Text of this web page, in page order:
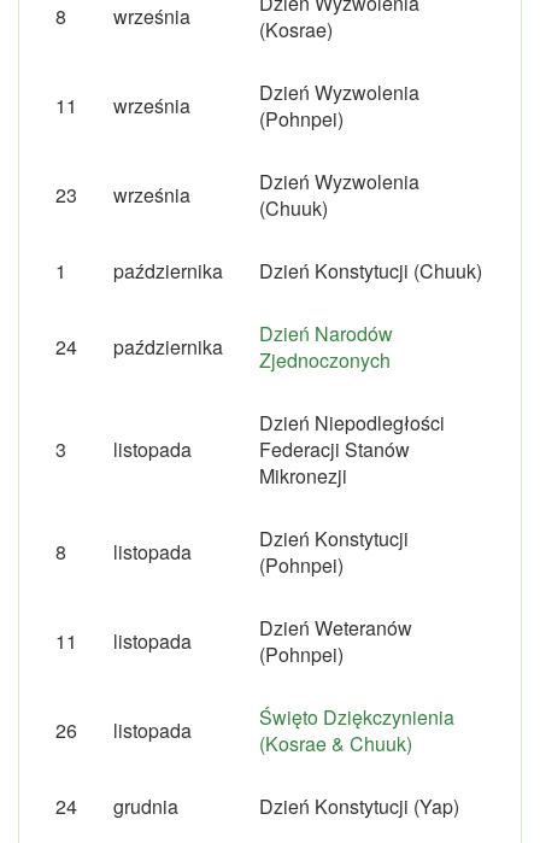
8 września
(Kosrae)
11 września
Dzień Wyzwolenia
(Pohnpei)
23 września
Dzień Wyzwolenia
(Chuuk)
1 października Dzień Konstytucji (Chuuk)
24 października
Dzień Narodów
Zjednoczonych
3 listopada
Dzień Niepodległości
Federacji Stanów
Mikronezji
8 listopada
Dzień Konstytucji
(Pohnpei)
11 listopada
Dzień Weteranów
(Pohnpei)
26 listopada
Święto Dziękczynienia
(Kosrae & Chuuk)
24 grudnia Dzień Konstytucji (Yap)